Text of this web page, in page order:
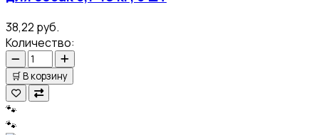
38,22 руб.
Количество:
🛒В корзину
🐾
🐾